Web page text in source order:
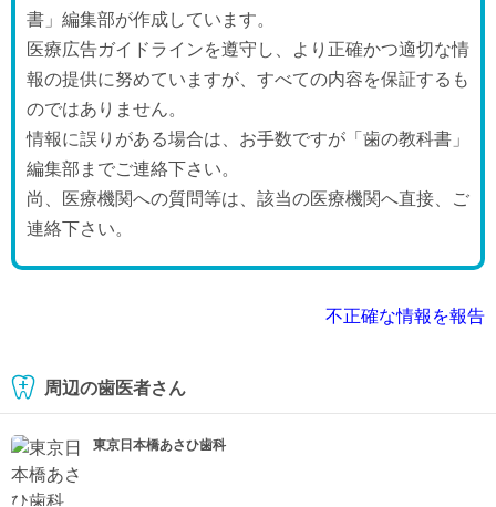
書」編集部が作成しています。
医療広告ガイドラインを遵守し、より正確かつ適切な情
報の提供に努めていますが、すべての内容を保証するも
のではありません。
情報に誤りがある場合は、お手数ですが「歯の教科書」
編集部までご連絡下さい。
尚、医療機関への質問等は、該当の医療機関へ直接、ご
連絡下さい。
不正確な情報を報告
周辺の歯医者さん
東京日本橋あさひ歯科